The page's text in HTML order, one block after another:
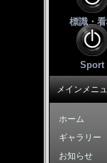
標識・
Sport
メインメニ
ホーム
ギャラリー
お知らせ